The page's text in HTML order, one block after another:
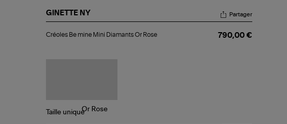
GINETTE NY
Be
Partager
Créoles Be mine Mini Diamants Or Rose 790,00 €
Taille unique